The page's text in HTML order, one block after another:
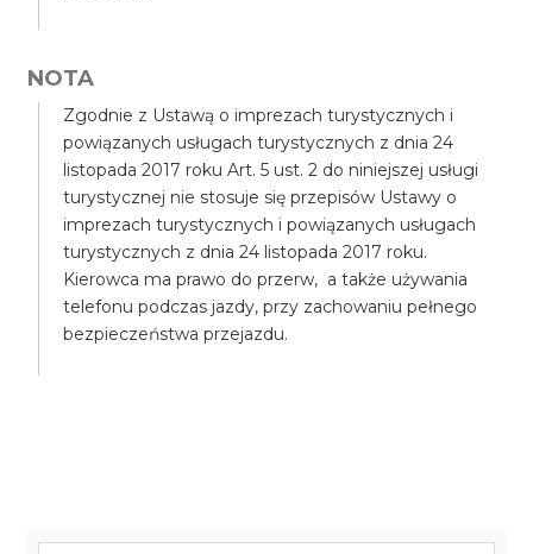
NOTA
Zgodnie z Ustawą o imprezach turystycznych i
powiązanych usługach turystycznych z dnia 24
listopada 2017 roku Art. 5 ust. 2 do niniejszej usługi
turystycznej nie stosuje się przepisów Ustawy o
imprezach turystycznych i powiązanych usługach
turystycznych z dnia 24 listopada 2017 roku.
Kierowca ma prawo do przerw, a także używania
telefonu podczas jazdy, przy zachowaniu pełnego
bezpieczeństwa przejazdu.